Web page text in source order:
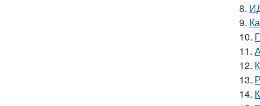
8.
9.
10.
11.
12.
13.
14.